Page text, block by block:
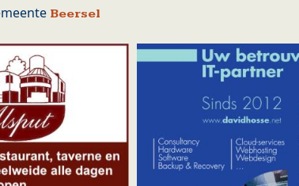
Beersel